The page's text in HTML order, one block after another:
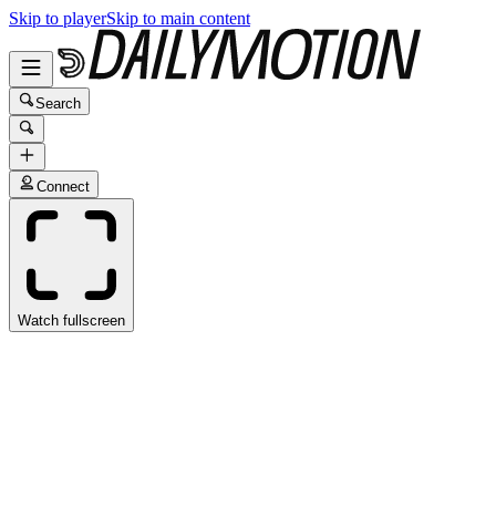
Skip to playerSkip to main content
Search
Connect
Watch fullscreen